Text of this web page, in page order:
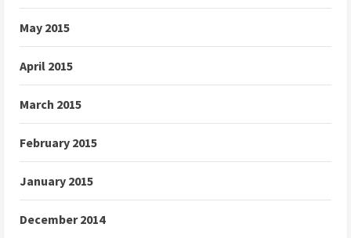
May 2015
April 2015
March 2015
February 2015
January 2015
December 2014